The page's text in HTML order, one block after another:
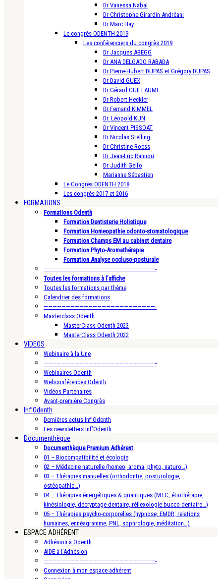
Dr Vanessa Nabal
Dr Christophe Girardin Andréani
Dr Marc Hay
Le congrès ODENTH 2019
Les conférenciers du congrès 2019
Dr Jacques ABEGG
Dr ANA DELGADO RABADA
Dr Pierre-Hubert DUPAS et Grégory DUPAS
Dr David GUEX
Dr Gérard GUILLAUME
Dr Robert Heckler
Dr Fernand KIMMEL
Dr. Léopold KUN
Dr Vincent PISSOAT
Dr Nicolas Stelling
Dr Christine Roess
Dr Jean-Luc Rannou
Dr Judith Gelfo
Marianne Sébastien
Le Congrès ODENTH 2018
Les congrès 2017 et 2016
FORMATIONS
Formations Odenth
Formation Dentisterie Holistique
Formation Homeopathie odonto-stomatologique
Formation Champs EM au cabinet dentaire
Formation Phyto-Aromathérapie
Formation Analyse occluso-posturale
—————————————————————————-
Toutes les formations à l’affiche
Toutes les formations par thème
Calendrier des formations
—————————————————————————-
Masterclass Odenth
MasterClass Odenth 2023
MasterClass Odenth 2022
VIDEOS
Webinaire à la Une
—————————————————————————-
Webinaires Odenth
Webconférences Odenth
Vidéos Partenaires
Avant-première Congrès
Inf’Odenth
Dernières actus Inf’Odenth
Les newsletters Inf’Odenth
Documenthèque
Documenthèque Premium Adhérent
01 – Biocompatibilité et écologie
02 – Médecine naturelle (homeo, aroma, phyto, naturo…)
03 – Thérapies manuelles (orthodontie, posturologie,
ostéopathie…)
04 – Thérapies énergétiques & quantiques (MTC, étiothérapie,
kinésiologie, décryptage dentaire, réflexologie bucco-dentaire…)
05 – Thérapies psycho-corporelles (hypnose, EMDR, relations
humaines, ennéagramme, PNL, sophrologie, méditation…)
ESPACE ADHÉRENT
Adhésion à Odenth
AIDE à l’Adhésion
—————————————————————————-
Connexion à mon espace adhérent